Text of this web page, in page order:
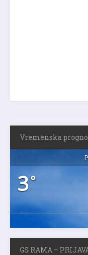
Vremenska
3°
GS RAMA –